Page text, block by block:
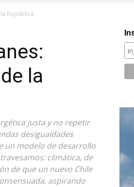
República
la
justa y no repetir
desigualdades
un modelo de desarrollo
climática, de
de que un nuevo Chile
aspirando